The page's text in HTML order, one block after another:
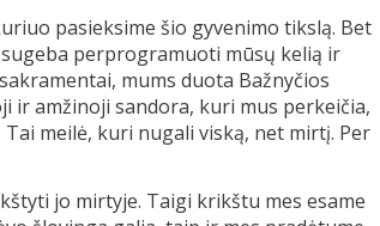
pasieksime šio gyvenimo tikslą. Bet
perprogramuoti mūsų kelią ir
mums duota Bažnyčios
ir amžinoji sandora, kuri mus perkeičia,
meilė, kuri nugali viską, net mirtį. Per
jo mirtyje. Taigi krikštu mes esame